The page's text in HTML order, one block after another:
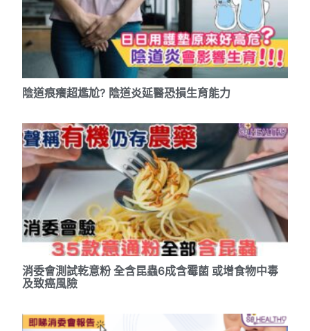
陰道痕癢超尷尬? 陰道炎延醫恐損生育能力
消委會測試乾意粉 全含昆蟲6成含霉菌 或增食物中毒
及致癌風險